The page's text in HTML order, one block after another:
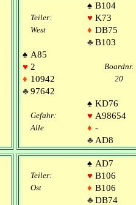
♠ B104
Teiler: ♥ K73
West ♦ DB75
♣B103
♠ A85
♥ 2 Boardnr.
♦ 10942 20
♣97642
♠ KD76
Gefahr: ♥ A98654
Alle
♦ -
♣ AD8
♠ AD7
Teiler: ♥ B106
Ost ♦ B106
♣DB74